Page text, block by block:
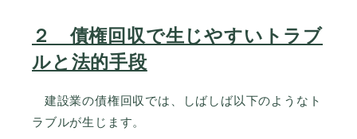
２ 債権回収で生じやすいトラブ
ルと法的手段
建設業の債権回収では、しばしば以下のようなト
ラブルが生じます。